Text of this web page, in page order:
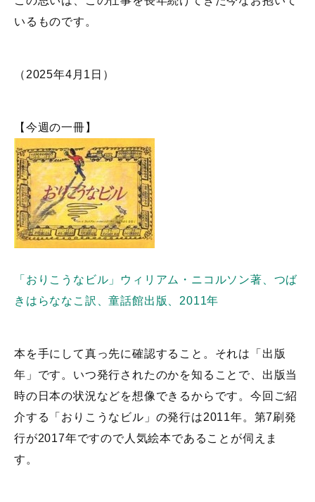
いるものです。
（2025年4月1日）
【今週の一冊】
「おりこうなビル」ウィリアム・ニコルソン著、つば
きはらななこ訳、童話館出版、2011年
本を手にして真っ先に確認すること。それは「出版
年」です。いつ発行されたのかを知ることで、出版当
時の日本の状況などを想像できるからです。今回ご紹
介する「おりこうなビル」の発行は2011年。第7刷発
行が2017年ですので人気絵本であることが伺えま
す。